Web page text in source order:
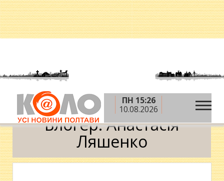
ПН 15:26
10.08.2026
Головна » Блоги » Анастасія Ляшенко
Блогер: Анастасія
Ляшенко